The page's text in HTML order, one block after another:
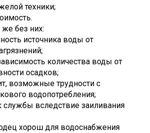
техники;
же без них:
источника воды от
количества воды от
осадков;
возможные трудности с
водопотребления;
службы вследствие заиливания
хорош для водоснабжения